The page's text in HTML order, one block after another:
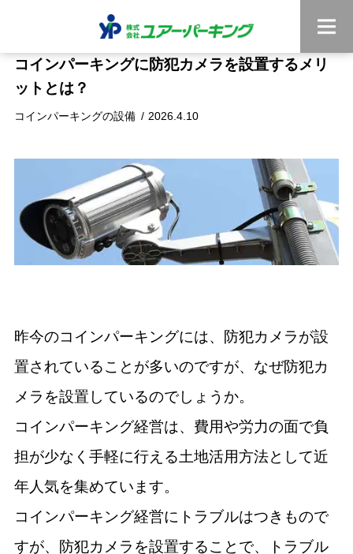
コインパーキングの設備 2026.4.10
コインパーキングに防犯カメラを設置するメリ
ットとは？
昨今のコインパーキングには、防犯カメラが設
置されていることが多いのですが、なぜ防犯カ
メラを設置しているのでしょうか。
コインパーキング経営は、費用や労力の面で負
担が少なく手軽に行える土地活用方法として近
年人気を集めています。
コインパーキング経営にトラブルはつきもので
すが、防犯カメラを設置することで、トラブル